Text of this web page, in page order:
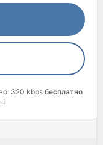
320 kbps бесплатно